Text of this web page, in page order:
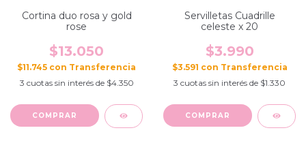
Cortina duo rosa y gold
rose
$13.050
$11.745 con
3 cuotas sin interés de $4.350
Servilletas Cuadrille
celeste x 20
$3.990
$3.591 con
3 cuotas sin interés de $1.330